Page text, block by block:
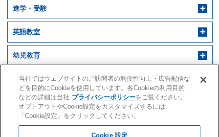
進学・受験
英語教室
幼児教育
幼児教室サンキッズ
医学部予備校
野田クルゼ
当社ではウェブサイトのご訪問者の利便性向上・広告配信な
どを目的にCookieを使用しています。各Cookieの利用目的
などの詳細は当社 プライバシーポリシーをご覧ください。
オプトアウトやCookie設定をカスタマイズするには、
「Cookie設定」をクリックしてください。
Cookie 設定